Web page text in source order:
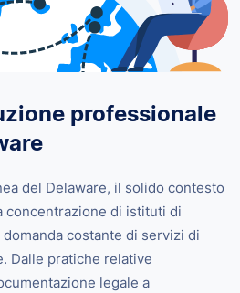
professionale
del Delaware, il solido contesto
concentrazione di istituti di
costante di servizi di
Dalle pratiche relative
legale a